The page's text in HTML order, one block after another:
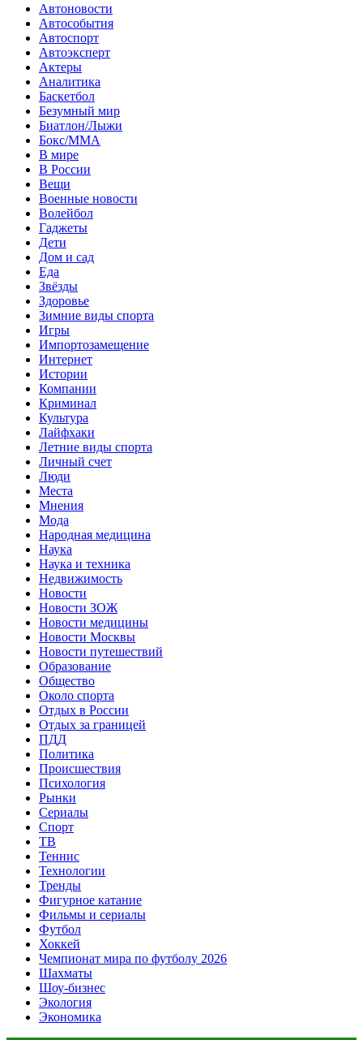
Автоновости
Автособытия
Автоспорт
Автоэксперт
Актеры
Аналитика
Баскетбол
Безумный мир
Биатлон/Лыжи
Бокс/MMA
В мире
В России
Вещи
Военные новости
Волейбол
Гаджеты
Дети
Дом и сад
Еда
Звёзды
Здоровье
Зимние виды спорта
Игры
Импортозамещение
Интернет
Истории
Компании
Криминал
Культура
Лайфхаки
Летние виды спорта
Личный счет
Люди
Места
Мнения
Мода
Народная медицина
Наука
Наука и техника
Недвижимость
Новости
Новости ЗОЖ
Новости медицины
Новости Москвы
Новости путешествий
Образование
Общество
Около спорта
Отдых в России
Отдых за границей
ПДД
Политика
Происшествия
Психология
Рынки
Сериалы
Спорт
ТВ
Теннис
Технологии
Тренды
Фигурное катание
Фильмы и сериалы
Футбол
Хоккей
Чемпионат мира по футболу 2026
Шахматы
Шоу-бизнес
Экология
Экономика